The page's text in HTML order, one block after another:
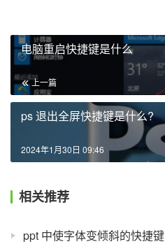
电脑重启快捷键是什么
上一篇
ps 退出全屏快捷键是什么?
2024年1月30日 09:46
相关推荐
ppt 中使字体变倾斜的快捷键